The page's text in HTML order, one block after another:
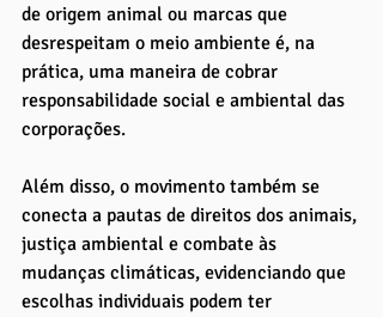
de origem animal ou marcas que
desrespeitam o meio ambiente é, na
prática, uma maneira de cobrar
responsabilidade social e ambiental das
corporações.
Além disso, o movimento também se
conecta a pautas de direitos dos animais,
justiça ambiental e combate às
mudanças climáticas, evidenciando que
escolhas individuais podem ter